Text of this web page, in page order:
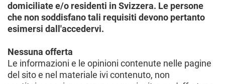
domiciliate e/o residenti in Svizzera. Le persone
che non soddisfano tali requisiti devono pertanto
esimersi dall'accedervi.
Nessuna offerta
Le informazioni e le opinioni contenute nelle pagine
del sito e nel materiale ivi contenuto, non